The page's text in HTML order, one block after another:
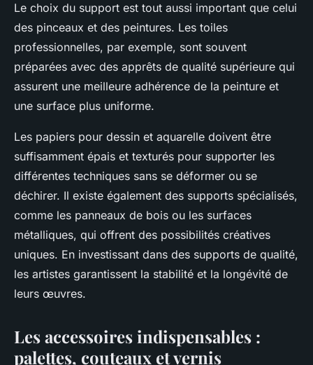
Le choix du support est tout aussi important que celui
des pinceaux et des peintures. Les toiles
professionnelles, par exemple, sont souvent
préparées avec des apprêts de qualité supérieure qui
assurent une meilleure adhérence de la peinture et
une surface plus uniforme.
Les papiers pour dessin et aquarelle doivent être
suffisamment épais et texturés pour supporter les
différentes techniques sans se déformer ou se
déchirer. Il existe également des supports spécialisés,
comme les panneaux de bois ou les surfaces
métalliques, qui offrent des possibilités créatives
uniques. En investissant dans des supports de qualité,
les artistes garantissent la stabilité et la longévité de
leurs œuvres.
Les accessoires indispensables :
palettes, couteaux et vernis